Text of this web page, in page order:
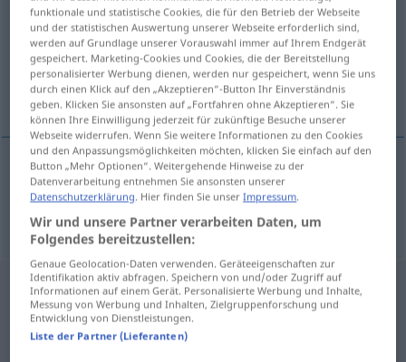
Übersicht aller Übersetzungen
(Für mehr Details die Übersetzung anklicken/antippen)
dribble
dribble dribbeln SPORT beim Fußball etc
funktionale und statistische Cookies, die für den Betrieb der Webseite
und der statistischen Auswertung unserer Webseite erforderlich sind,
werden auf Grundlage unserer Vorauswahl immer auf Ihrem Endgerät
gespeichert. Marketing-Cookies und Cookies, die der Bereitstellung
personalisierter Werbung dienen, werden nur gespeichert, wenn Sie uns
durch einen Klick auf den „Akzeptieren“-Button Ihr Einverständnis
geben. Klicken Sie ansonsten auf „Fortfahren ohne Akzeptieren“. Sie
können Ihre Einwilligung jederzeit für zukünftige Besuche unserer
Webseite widerrufen. Wenn Sie weitere Informationen zu den Cookies
und den Anpassungsmöglichkeiten möchten, klicken Sie einfach auf den
Button „Mehr Optionen“. Weitergehende Hinweise zu der
Datenverarbeitung entnehmen Sie ansonsten unserer
Datenschutzerklärung . Hier finden Sie unserImpressum
Wir und unsere Partner verarbeiten Daten, um
Folgendes bereitzustellen:
Genaue Geolocation-Daten verwenden. Geräteeigenschaften zur
Identifikation aktiv abfragen. Speichern von und/oder Zugriff auf
Informationen auf einem Gerät. Personalisierte Werbung und Inhalte,
Messung von Werbung und Inhalten, Zielgruppenforschung und
Entwicklung von Dienstleistungen.
Liste der Partner (Lieferanten)